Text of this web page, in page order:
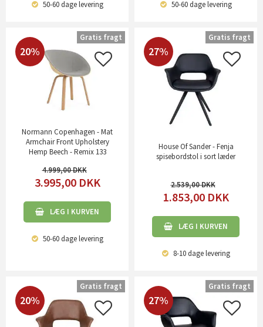
50-60 dagelevering 50-60 dagelevering
20%
Normann Copenhagen - Mat
Armchair Front Upholstery
Hemp Beech - Remix 133
4.999,00
3.995,00 DKK
LÆG I KURVEN
50-60 dagelevering
Gratis fragt
27%
House Of Sander - Fenja
spisebordstol i sort læder
2.539,00
1.853,00 DKK
LÆG I KURVEN
8-10 dagelevering
Gratis fragt
20%
Gratis fragt
27%
Gratis fragt